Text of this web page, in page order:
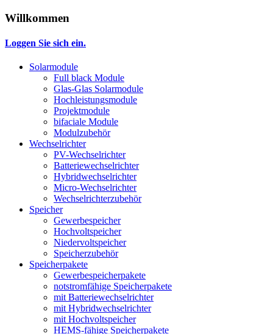
Willkommen
Loggen Sie sich ein.
Solarmodule
Full black Module
Glas-Glas Solarmodule
Hochleistungsmodule
Projektmodule
bifaciale Module
Modulzubehör
Wechselrichter
PV-Wechselrichter
Batteriewechselrichter
Hybridwechselrichter
Micro-Wechselrichter
Wechselrichterzubehör
Speicher
Gewerbespeicher
Hochvoltspeicher
Niedervoltspeicher
Speicherzubehör
Speicherpakete
Gewerbespeicherpakete
notstromfähige Speicherpakete
mit Batteriewechselrichter
mit Hybridwechselrichter
mit Hochvoltspeicher
HEMS-fähige Speicherpakete